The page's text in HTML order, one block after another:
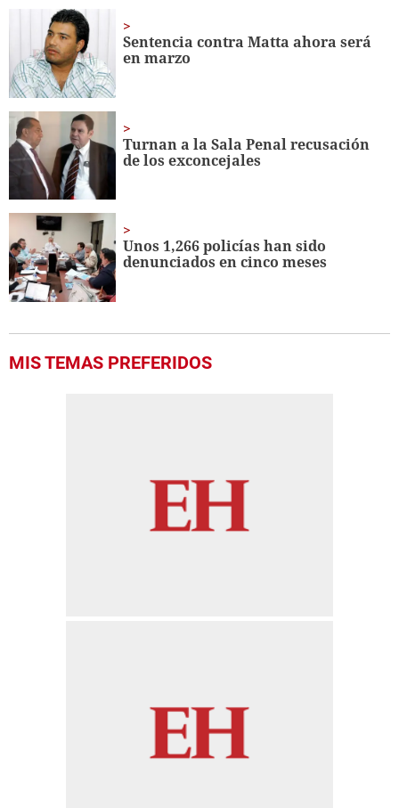
minutes,
second
Sentencia contra Matta ahora será
en marzo
Turnan a la Sala Penal recusación
de los exconcejales
Unos 1,266 policías han sido
denunciados en cinco meses
MIS TEMAS PREFERIDOS